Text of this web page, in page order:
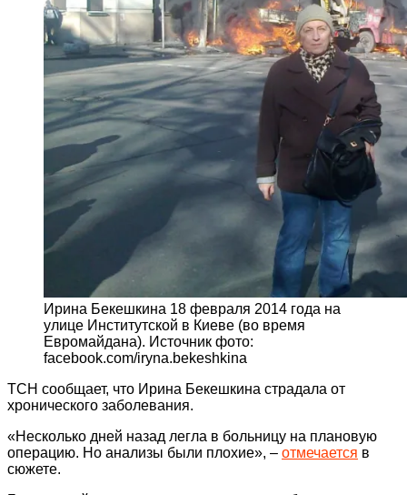
Ирина Бекешкина 18 февраля 2014 года на
улице Институтской в Киеве (во время
Евромайдана). Источник фото:
facebook.com/iryna.bekeshkina
ТСН сообщает, что Ирина Бекешкина страдала от
хронического заболевания.
«Несколько дней назад легла в больницу на плановую
операцию. Но анализы были плохие», – отмечается в
сюжете.